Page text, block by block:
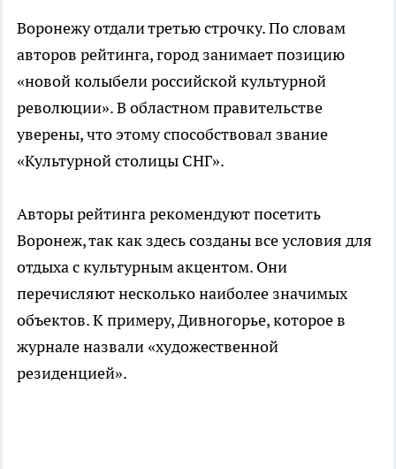
Воронежу отдали третью строчку. По словам
авторов рейтинга, город занимает позицию
«новой колыбели российской культурной
революции». В областном правительстве
уверены, что этому способствовал звание
«Культурной столицы СНГ».
Авторы рейтинга рекомендуют посетить
Воронеж, так как здесь созданы все условия для
отдыха с культурным акцентом. Они
перечисляют несколько наиболее значимых
объектов. К примеру, Дивногорье, которое в
журнале назвали «художественной
резиденцией».